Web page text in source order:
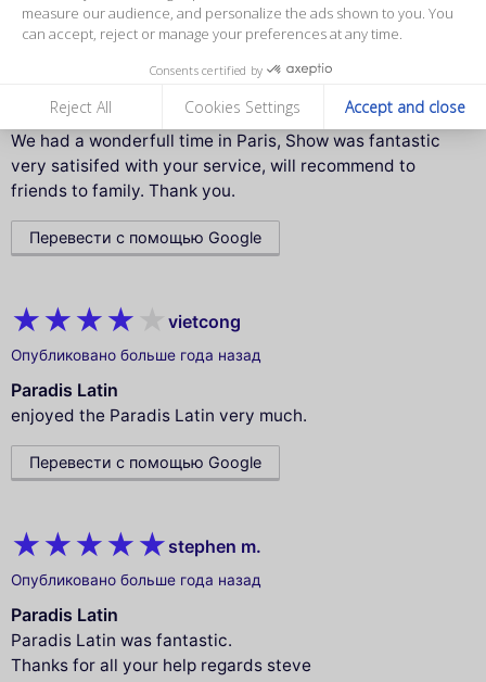
measure our audience, and personalize the ads shown to you. You
can accept, reject or manage your preferences at any time.
Consents certified by
Reject All Cookies Settings Accept and close
Declan D.
Опубликовано больше года назад
Paradis Latin
We had a wonderfull time in Paris, Show was fantastic
very satisifed with your service, will recommend to
friends to family. Thank you.
Перевести с помощью Google
vietcong
Опубликовано больше года назад
Paradis Latin
enjoyed the Paradis Latin very much.
Перевести с помощью Google
stephen m.
Опубликовано больше года назад
Paradis Latin
Paradis Latin was fantastic.
Thanks for all your help regards steve